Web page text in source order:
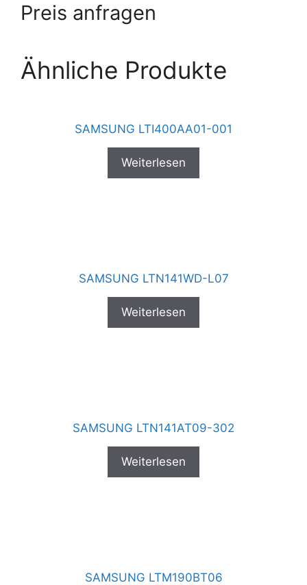
Preis anfragen
Ähnliche Produkte
SAMSUNG LTI400AA01-001
Weiterlesen
SAMSUNG LTN141WD-L07
Weiterlesen
SAMSUNG LTN141AT09-302
Weiterlesen
SAMSUNG LTM190BT06